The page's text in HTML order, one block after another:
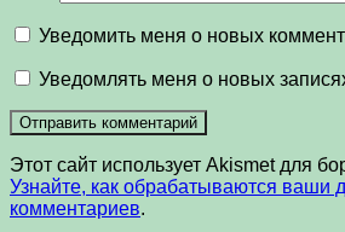
Уведомить меня о новых
Уведомлять меня о новых
Этот сайт использует Akismet для
Узнайте, как обрабатываются ваши
комментариев.